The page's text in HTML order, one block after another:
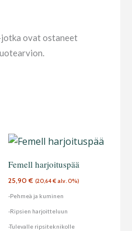
ovat ostaneet
Femell harjoituspää
25,90€ (20,64€ alv. 0%)
-Pehmeä ja kuminen
-Ripsien harjoitteluun
-Tulevalle ripsiteknikolle